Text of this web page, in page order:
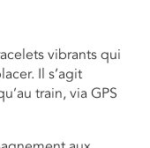
vibrants qui
Il s’agit
train, via GPS